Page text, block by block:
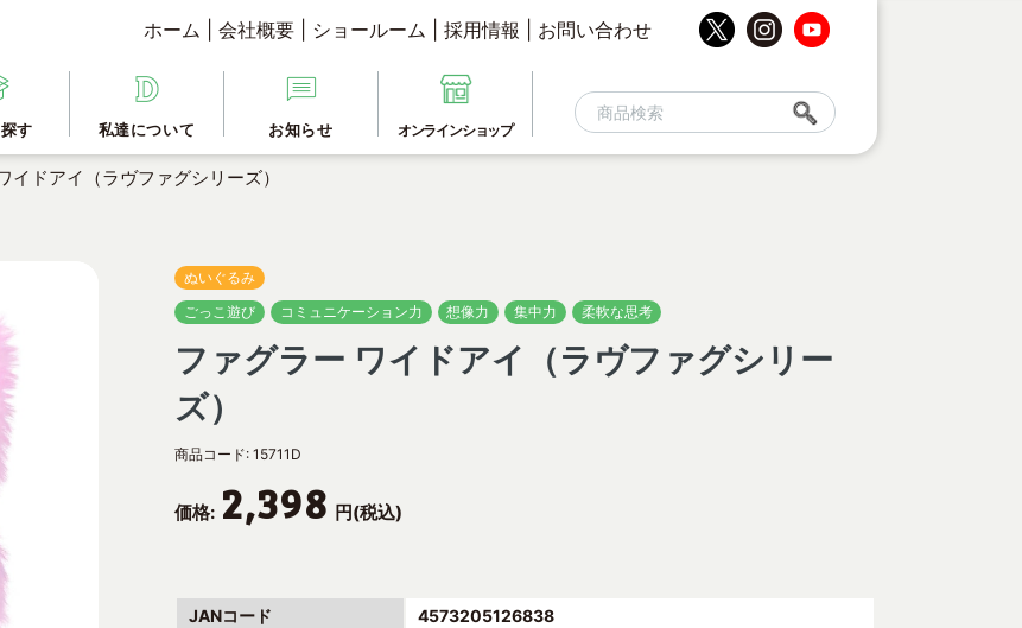
ホーム 会社概要 ショールーム 採用情報 お問い合わせ
す 私達について お知らせ オンラインショップ
イドアイ（ラヴファグシリーズ）
ぬいぐるみ
ごっこ遊び
コミュニケーション力 想像力 集中力 柔軟な思考
ファグラー ワイドアイ（ラヴファグシリー
ズ）
商品コード:15711D
価格: 2,398 円(税込)
JANコード
4573205126838